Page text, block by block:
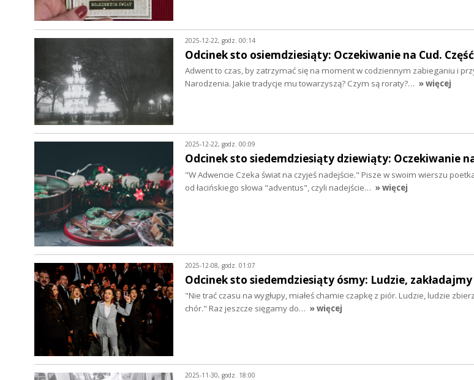
2025-12-22, godz. 00:14
Odcinek sto osiemdziesiąty: Oczekiwanie na Cud.
Adwent to czas, by zatrzymać się na moment w codziennym zabieganiu i
Narodzenia. Jakie tradycje mu towarzyszą? Czym są roraty?… » więcej
2025-12-22, godz. 00:09
Odcinek sto siedemdziesiąty dziewiąty: Oczekiwanie
"W Adwencie Czeka świat na czyjeś nadejście." Pisze w swoim wierszu
od łacińskiego słowa "adventus", czyli nadejście… » więcej
2025-12-08, godz. 01:07
Odcinek sto siedemdziesiąty ósmy: Ludzie,
"Nie trać czasu na wygłupy, miałeś chamie czapkę z piór. Ludzie, ludzie
chór." Raz jeszcze sięgamy do… » więcej
2025-11-30, godz. 18:00